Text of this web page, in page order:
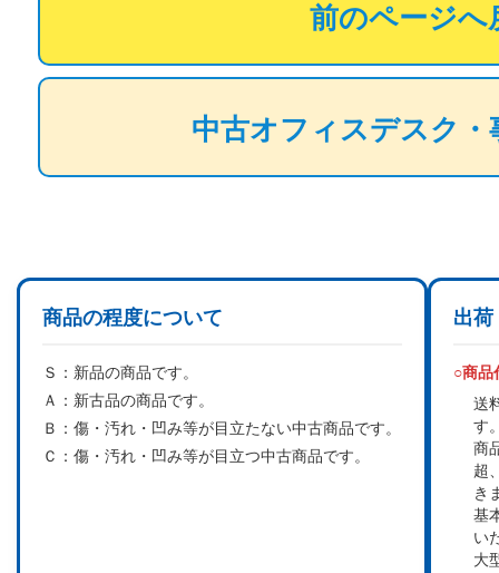
前のページへ
中古オフィスデスク・
商品の程度について
Ｓ： 新品の商品です。
Ａ： 新古品の商品です。
Ｂ： 傷・汚れ・凹み等が目立たない中古商品です。
Ｃ： 傷・汚れ・凹み等が目立つ中古商品です。
出荷
○商品
送
す
商
超
き
基
い
大